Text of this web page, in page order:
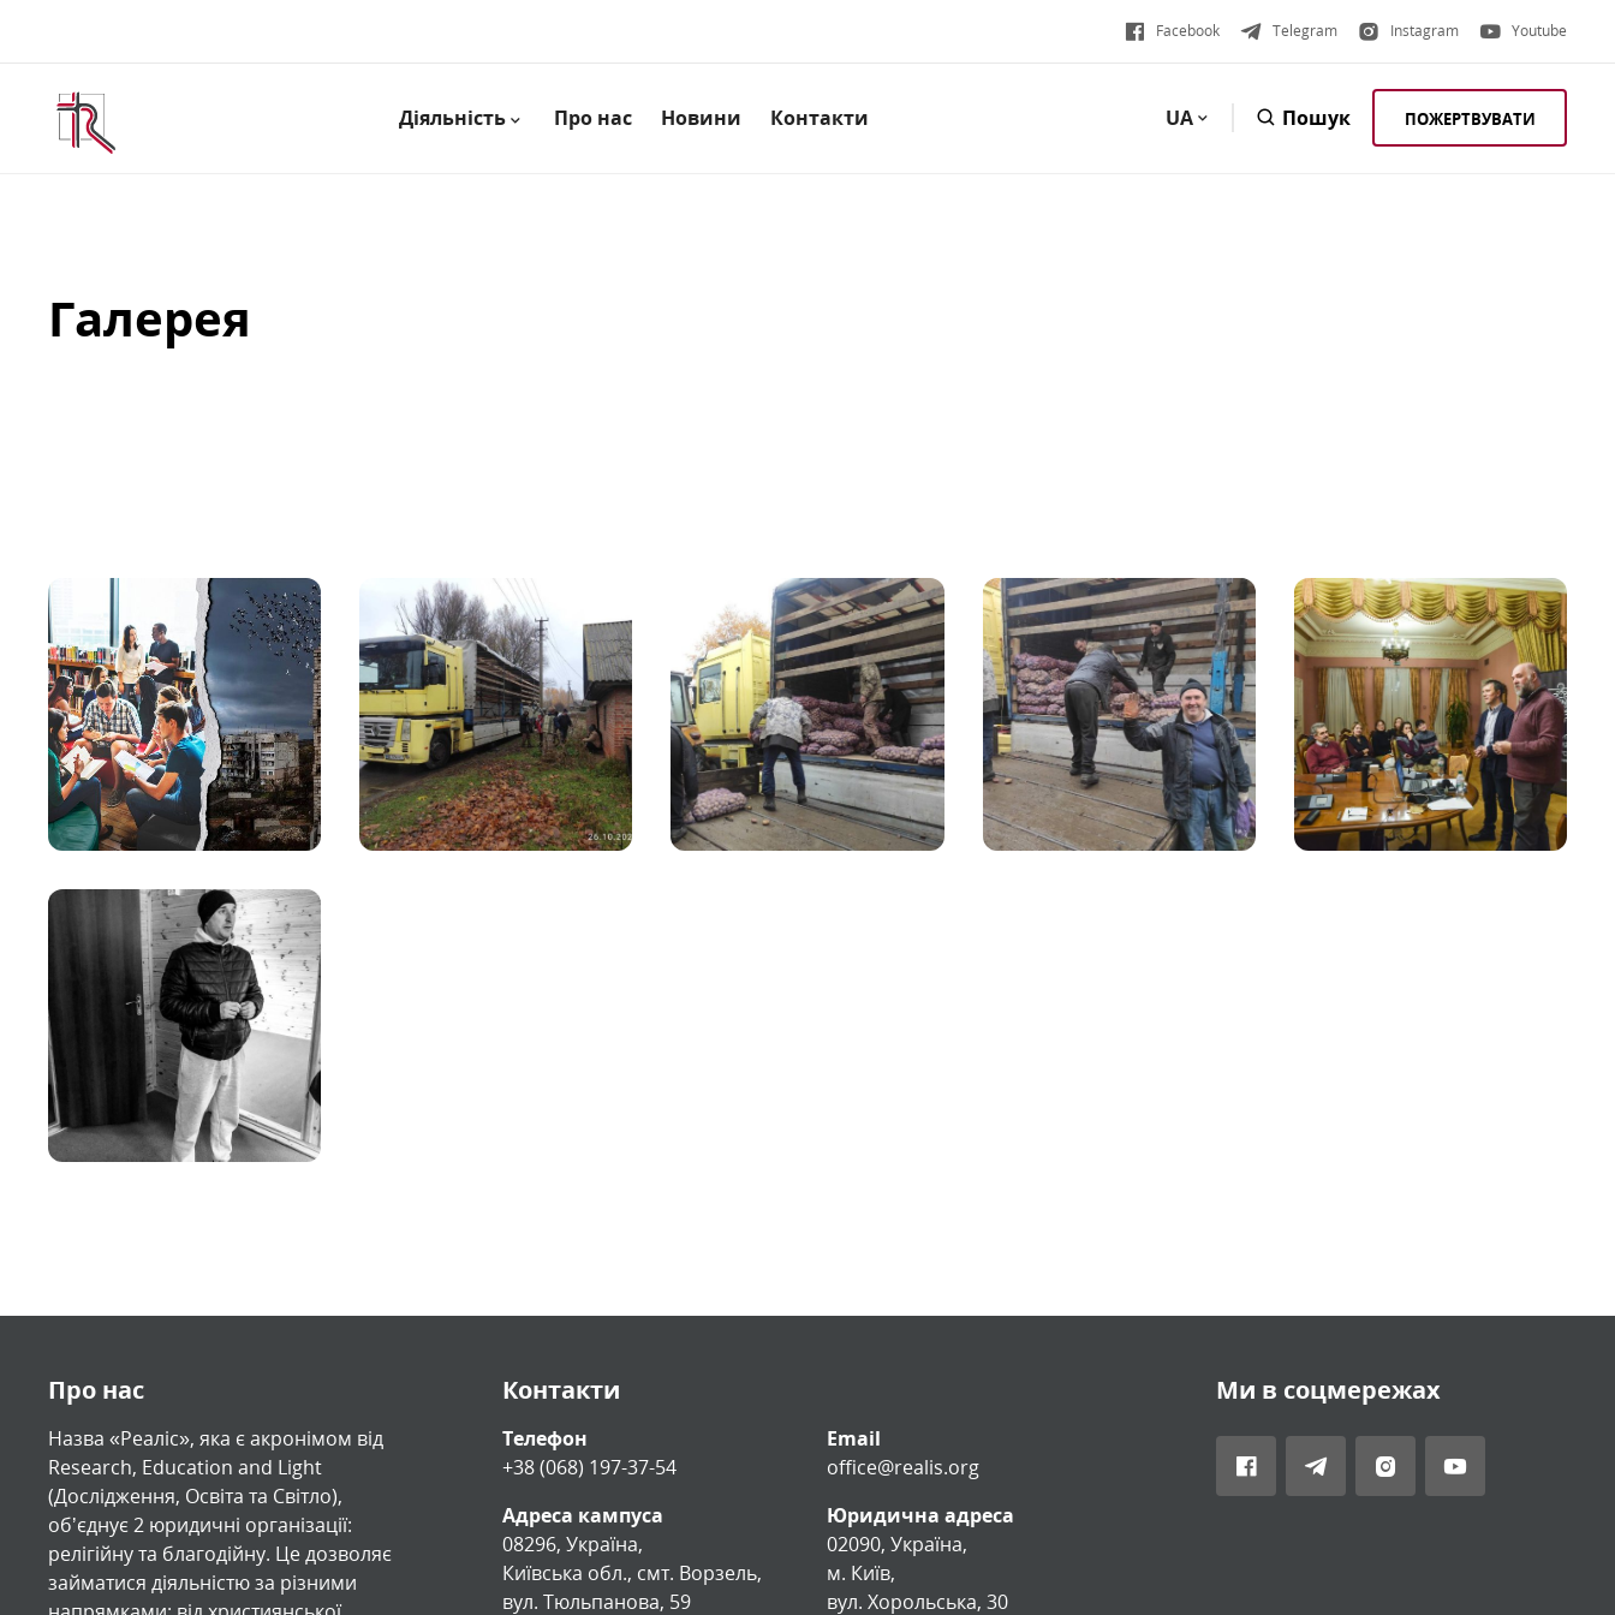
Facebook Telegram Instagram Youtube
Діяльність Про нас Новини Контакти UA Пошук ПОЖЕРТВУВАТИ
Галерея
Про нас
Назва «Реаліс», яка є акронімом від
Research, Education and Light
(Дослідження, Освіта та Світло),
обʼєднує 2 юридичні організації:
релігійну та благодійну. Це дозволяє
займатися діяльністю за різними
Контакти
Телефон
+38 (068) 197-37-54
Email
office@realis.org
Адреса кампуса
08296, Україна,
Київська обл., смт. Ворзель,
вул. Тюльпанова, 59
Юридична адреса
02090, Україна,
м. Київ,
вул. Хорольська, 30
Ми в соцмережах